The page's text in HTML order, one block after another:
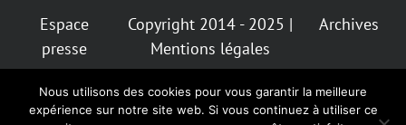
Espace
presse
Copyright 2014 - 2025 |
Mentions légales
Archives
InstagramFacebook
MastodonFacebook
Bluesky
Nous utilisons des cookies pour vous garantir la meilleure
expérience sur notre site web. Si vous continuez à utiliser ce